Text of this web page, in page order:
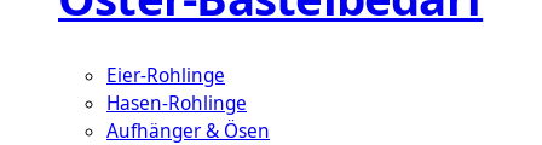
Eier-Rohlinge
Hasen-Rohlinge
Aufhänger & Ösen